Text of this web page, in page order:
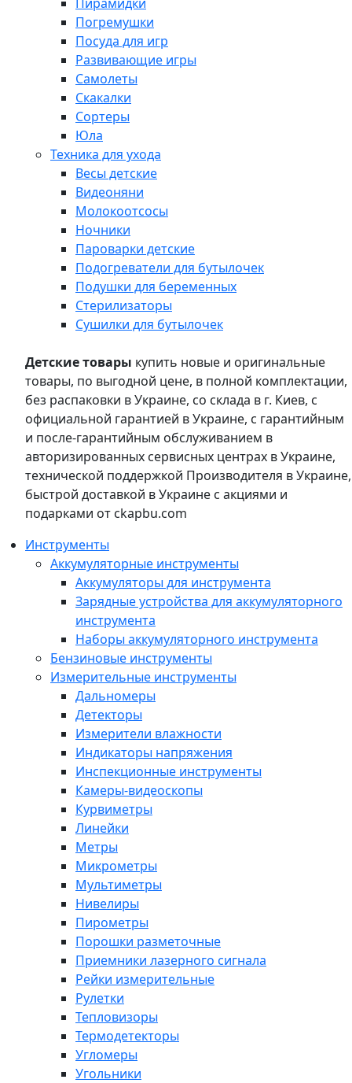
Погремушки
Посуда для игр
Развивающие игры
Самолеты
Скакалки
Сортеры
Юла
Техника для ухода
Весы детские
Видеоняни
Молокоотсосы
Ночники
Пароварки детские
Подогреватели для бутылочек
Подушки для беременных
Стерилизаторы
Сушилки для бутылочек
Детские товары купить новые и оригинальные
товары, по выгодной цене, в полной комплектации,
без распаковки в Украине, со склада в г. Киев, с
официальной гарантией в Украине, с гарантийным
и после-гарантийным обслуживанием в
авторизированных сервисных центрах в Украине,
технической поддержкой Производителя в Украине,
быстрой доставкой в Украине с акциями и
подарками от ckapbu.com
Инструменты
Аккумуляторные инструменты
Аккумуляторы для инструмента
Зарядные устройства для аккумуляторного
инструмента
Наборы аккумуляторного инструмента
Бензиновые инструменты
Измерительные инструменты
Дальномеры
Детекторы
Измерители влажности
Индикаторы напряжения
Инспекционные инструменты
Камеры-видеоскопы
Курвиметры
Линейки
Метры
Микрометры
Мультиметры
Нивелиры
Пирометры
Порошки разметочные
Приемники лазерного сигнала
Рейки измерительные
Рулетки
Тепловизоры
Термодетекторы
Угломеры
Угольники